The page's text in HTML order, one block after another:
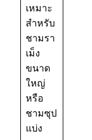
เหมาะ
สำหรับ
ชามรา
เม็ง
ขนาด
ใหญ่
หรือ
ชามซุป
แบ่ง